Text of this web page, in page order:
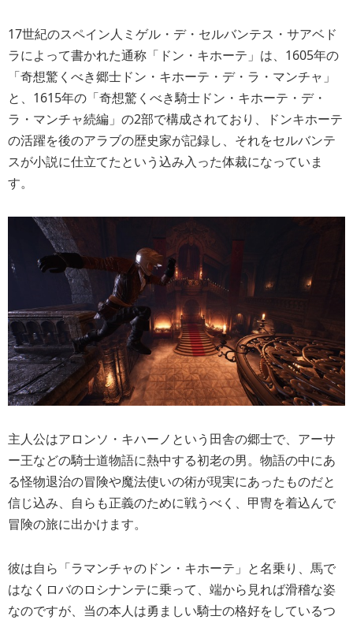
17世紀のスペイン人ミゲル・デ・セルバンテス・サアベド
ラによって書かれた通称「ドン・キホーテ」は、1605年の
「奇想驚くべき郷士ドン・キホーテ・デ・ラ・マンチャ」
と、1615年の「奇想驚くべき騎士ドン・キホーテ・デ・
ラ・マンチャ続編」の2部で構成されており、ドンキホーテ
の活躍を後のアラブの歴史家が記録し、それをセルバンテ
スが小説に仕立てたという込み入った体裁になっていま
す。
主人公はアロンソ・キハーノという田舎の郷士で、アーサ
ー王などの騎士道物語に熱中する初老の男。物語の中にあ
る怪物退治の冒険や魔法使いの術が現実にあったものだと
信じ込み、自らも正義のために戦うべく、甲冑を着込んで
冒険の旅に出かけます。
彼は自ら「ラマンチャのドン・キホーテ」と名乗り、馬で
はなくロバのロシナンテに乗って、端から見れば滑稽な姿
なのですが、当の本人は勇ましい騎士の格好をしているつ